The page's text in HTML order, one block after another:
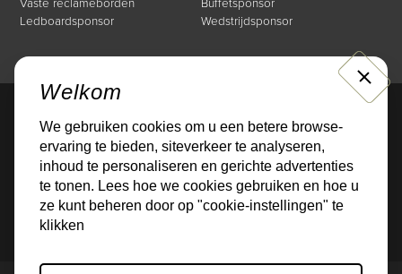
Ledboardsponsor
Wedstrijdsponsor
Direct naar
Mogelijkheden
Over de Businessclub
Nieuws
Events
Sponsoren
Contact
Welkom
We gebruiken cookies om u een betere browse-
ervaring te bieden, siteverkeer te analyseren,
inhoud te personaliseren en gerichte advertenties
te tonen. Lees hoe we cookies gebruiken en hoe u
ze kunt beheren door op "cookie-instellingen" te
klikken
CLOSE